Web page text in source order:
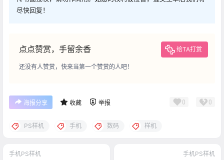
尽快回复！
点点赞赏，手留余香 给TA打赏
还没有人赞赏，快来当第一个赞赏的人吧！
海报分享 收藏 举报 0 0
PS样机 手机 数码 样机
手机PS样机 手机PS样机